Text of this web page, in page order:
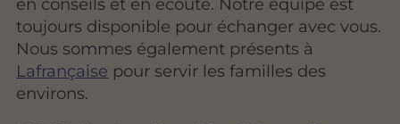
en conseils et en écoute. Notre équipe est
toujours disponible pour échanger avec vous.
Nous sommes également présents à
Lafrançaise pour servir les familles des
environs.